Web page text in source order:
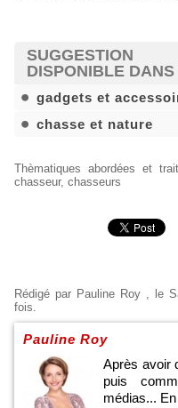
DISPONIBLE
gadgets et
chasse et nature
Thèmatiques abordées et
chasseur, chasseurs
Rédigé par Pauline Roy, le
fois.
Pauline Roy
Après avoir
puis
médias...